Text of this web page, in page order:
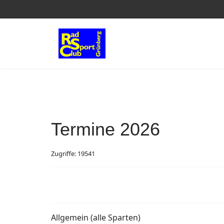
Termine 2026
Zugriffe: 19541
Allgemein (alle Sparten)